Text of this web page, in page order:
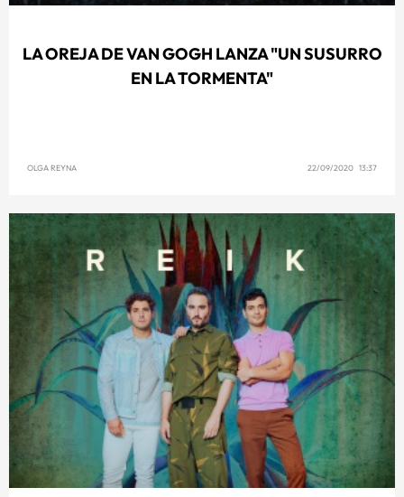
LA OREJA DE VAN GOGH LANZA "UN SUSURRO
EN LA TORMENTA"
OLGA REYNA 22/09/2020 13:37